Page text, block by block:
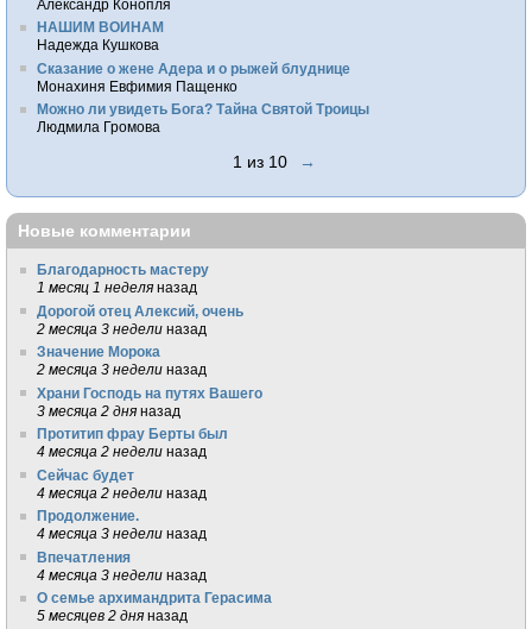
Александр Конопля
НАШИМ ВОИНАМ
Надежда Кушкова
Сказание о жене Адера и о рыжей блуднице
Монахиня Евфимия Пащенко
Можно ли увидеть Бога? Тайна Святой Троицы
Людмила Громова
1 из 10 →
Новые комментарии
Благодарность мастеру
1 месяц 1 неделя назад
Дорогой отец Алексий, очень
2 месяца 3 недели назад
Значение Морока
2 месяца 3 недели назад
Храни Господь на путях Вашего
3 месяца 2 дня назад
Протитип фрау Берты был
4 месяца 2 недели назад
Сейчас будет
4 месяца 2 недели назад
Продолжение.
4 месяца 3 недели назад
Впечатления
4 месяца 3 недели назад
О семье архимандрита Герасима
5 месяцев 2 дня назад